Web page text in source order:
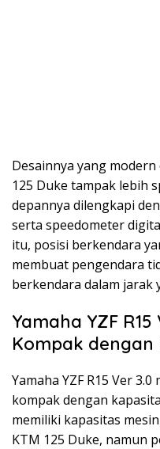
Desainnya yang
125 Duke tampak lebih
depannya dilengkapi
serta speedometer
itu, posisi berkendara
membuat pengendara
berkendara dalam jarak
Yamaha YZF
Kompak
Yamaha YZF R15 Ver
kompak dengan
memiliki kapasitas
KTM 125 Duke, namun